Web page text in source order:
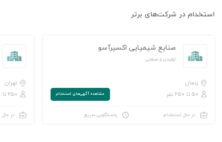
استخدام در شرکت‌های برتر
صنایع شیمیایی اکسیرآسو
تولیدی و صنعتی
زنجان
۵۰ تا ۲۵۰ نفر
مشاهده‌ آگهی‌های استخدام
در حال استخدام پاسخگویی سریع
تهران
۲۵۰ تا ۱,۰۰۰ نفر
در